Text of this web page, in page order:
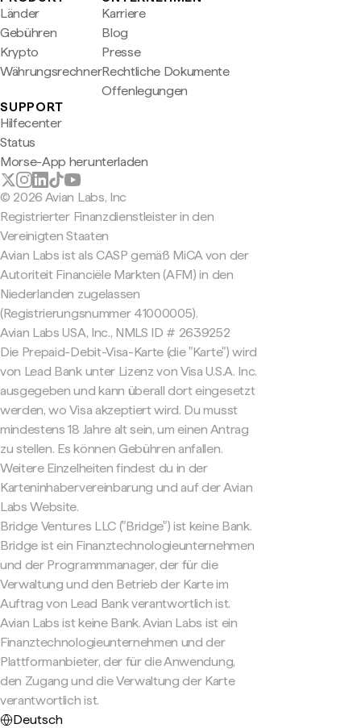
Länder
Gebühren
Krypto
Währungsrechner
Karriere
Blog
Presse
Rechtliche Dokumente
Offenlegungen
SUPPORT
Hilfecenter
Status
Morse-App herunterladen
© 2026 Avian Labs, Inc
Registrierter Finanzdienstleister in den
Vereinigten Staaten
Avian Labs ist als CASP gemäß MiCA von der
Autoriteit Financiële Markten (AFM) in den
Niederlanden zugelassen
(Registrierungsnummer 41000005).
Avian Labs USA, Inc., NMLS ID # 2639252
Die Prepaid-Debit-Visa-Karte (die "Karte") wird
von Lead Bank unter Lizenz von Visa U.S.A. Inc.
ausgegeben und kann überall dort eingesetzt
werden, wo Visa akzeptiert wird. Du musst
mindestens 18 Jahre alt sein, um einen Antrag
zu stellen. Es können Gebühren anfallen.
Weitere Einzelheiten findest du in der
Karteninhabervereinbarung und auf der Avian
Labs Website.
Bridge Ventures LLC ("Bridge") ist keine Bank.
Bridge ist ein Finanztechnologieunternehmen
und der Programmmanager, der für die
Verwaltung und den Betrieb der Karte im
Auftrag von Lead Bank verantwortlich ist.
Avian Labs ist keine Bank. Avian Labs ist ein
Finanztechnologieunternehmen und der
Plattformanbieter, der für die Anwendung,
den Zugang und die Verwaltung der Karte
verantwortlich ist.
Deutsch